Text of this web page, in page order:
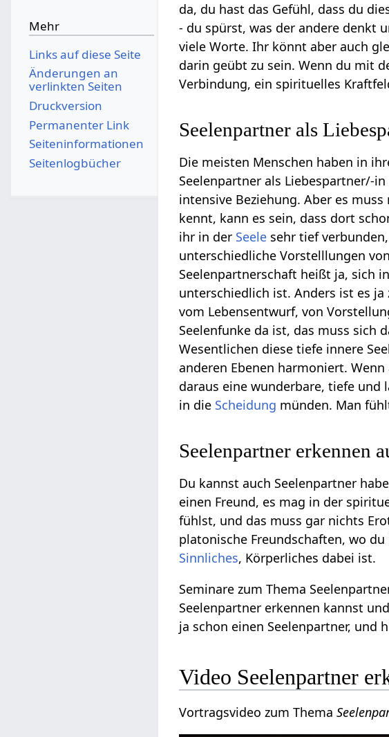
da, du hast das Gefühl, dass du
- du spürst, was der andere denkt
viele Worte. Ihr könnt aber auch
darin geübt zu sein. Wenn du mit
Verbindung, ein spirituelles
Seelenpartner als
Die meisten Menschen haben in
Seelenpartner als Liebespartner/-
intensive Beziehung. Aber es
kennt, kann es sein, dass dort
ihr in der Seele sehr tief
unterschiedliche Vorstelllungen
Seelenpartnerschaft heißt ja, sich
unterschiedlich ist. Anders ist es
vom Lebensentwurf, von
Seelenfunke da ist, das muss sich
Wesentlichen diese tiefe innere
anderen Ebenen harmoniert.
daraus eine wunderbare, tiefe und
in die Scheidung münden. Man
Seelenpartner erkennen
Du kannst auch Seelenpartner
einen Freund, es mag in der
fühlst, und das muss gar nichts
platonische Freundschaften, wo
Sinnliches, Körperliches dabei ist.
Seminare zum Thema
Seelenpartner erkennen kannst
ja schon einen Seelenpartner, und
Video Seelenpartner
Vortragsvideo zum Thema
Mehr
Links auf diese Seite
Änderungen an
verlinkten Seiten
Druckversion
Permanenter Link
Seiten­­informationen
Seitenlogbücher